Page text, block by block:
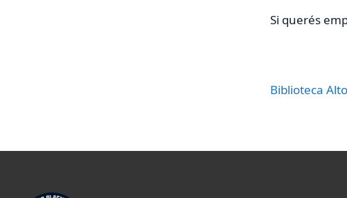
Si querés
Biblioteca